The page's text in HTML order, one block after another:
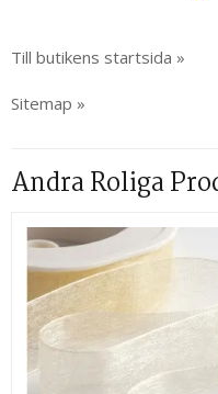
Till butikens startsida »
Sitemap »
Andra Roliga